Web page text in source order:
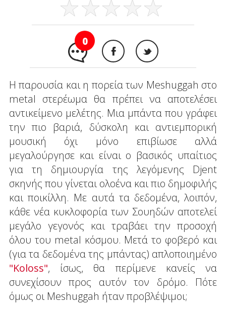
0
Η παρουσία και η πορεία των Meshuggah στο
metal στερέωμα θα πρέπει να αποτελέσει
αντικείμενο μελέτης. Μια μπάντα που γράφει
την πιο βαριά, δύσκολη και αντιεμπορική
μουσική όχι μόνο επιβίωσε αλλά
μεγαλούργησε και είναι ο βασικός υπαίτιος
για τη δημιουργία της λεγόμενης Djent
σκηνής που γίνεται ολοένα και πιο δημοφιλής
και ποικίλλη. Με αυτά τα δεδομένα, λοιπόν,
κάθε νέα κυκλοφορία των Σουηδών αποτελεί
μεγάλο γεγονός και τραβάει την προσοχή
όλου του metal κόσμου. Μετά το φοβερό και
(για τα δεδομένα της μπάντας) απλοποιημένο
"Koloss", ίσως, θα περίμενε κανείς να
συνεχίσουν προς αυτόν τον δρόμο. Πότε
όμως οι Meshuggah ήταν προβλέψιμοι;